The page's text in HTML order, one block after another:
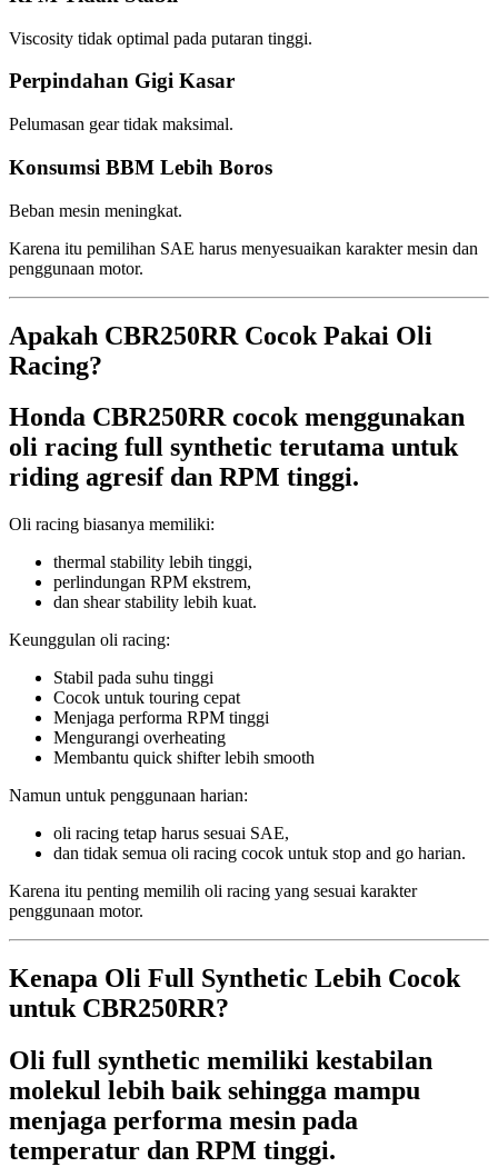
Viscosity tidak optimal pada putaran tinggi.
Perpindahan Gigi Kasar
Pelumasan gear tidak maksimal.
Konsumsi BBM Lebih Boros
Beban mesin meningkat.
Karena itu pemilihan SAE harus menyesuaikan karakter mesin dan
penggunaan motor.
Apakah CBR250RR Cocok Pakai Oli
Racing?
Honda CBR250RR cocok menggunakan
oli racing full synthetic terutama untuk
riding agresif dan RPM tinggi.
Oli racing biasanya memiliki:
thermal stability lebih tinggi,
perlindungan RPM ekstrem,
dan shear stability lebih kuat.
Keunggulan oli racing:
Stabil pada suhu tinggi
Cocok untuk touring cepat
Menjaga performa RPM tinggi
Mengurangi overheating
Membantu quick shifter lebih smooth
Namun untuk penggunaan harian:
oli racing tetap harus sesuai SAE,
dan tidak semua oli racing cocok untuk stop and go harian.
Karena itu penting memilih oli racing yang sesuai karakter
penggunaan motor.
Kenapa Oli Full Synthetic Lebih Cocok
untuk CBR250RR?
Oli full synthetic memiliki kestabilan
molekul lebih baik sehingga mampu
menjaga performa mesin pada
temperatur dan RPM tinggi.